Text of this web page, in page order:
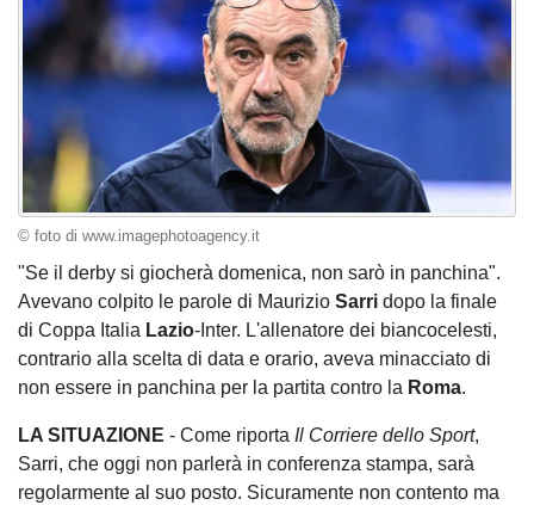
© foto di www.imagephotoagency.it
"Se il derby si giocherà domenica, non sarò in panchina".
Avevano colpito le parole di Maurizio Sarri dopo la finale
di Coppa Italia Lazio-Inter. L'allenatore dei biancocelesti,
contrario alla scelta di data e orario, aveva minacciato di
non essere in panchina per la partita contro la Roma.
LA SITUAZIONE - Come riporta Il Corriere dello Sport,
Sarri, che oggi non parlerà in conferenza stampa, sarà
regolarmente al suo posto. Sicuramente non contento ma